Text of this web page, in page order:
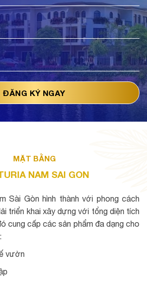
MẶT BẰNG
NAM SAI GON
Sài Gòn hình thành với phong cách
triển khai xây dựng với tổng diện tích
cung cấp các sản phẩm đa dạng cho
vườn